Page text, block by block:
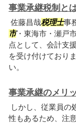
事業承継税制と
佐藤昌哉税理士事
市・東海市・瀬戸
点として、会計支
を受け付けており
い。
事業承継のメリ
しかし、従業員の
性もあるため、注